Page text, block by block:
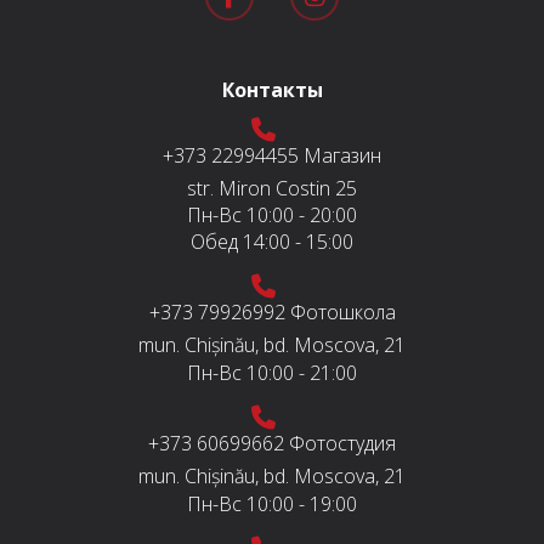
Контакты
+373 22994455 Магазин
str. Miron Costin 25
Пн-Вс 10:00 - 20:00
Обед 14:00 - 15:00
+373 79926992 Фотошкола
mun. Chișinău, bd. Moscova, 21
Пн-Вс 10:00 - 21:00
+373 60699662 Фотостудия
mun. Chișinău, bd. Moscova, 21
Пн-Вс 10:00 - 19:00